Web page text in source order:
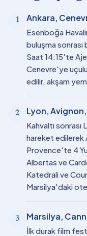
1 Ankara,
Esenboğa
buluşma sonrası
Saat 14:15'te
Cenevre'ye
edilir, akşam
2 Lyon,
Kahvaltı sonrası
hareket edilerek
Provence'te 4
Albertas ve
Katedrali ve
Marsilya'daki
3 Marsilya,
İlk durak film